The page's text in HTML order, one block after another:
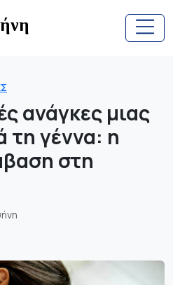
ανάγκες μιας
τη γέννα: η
στη